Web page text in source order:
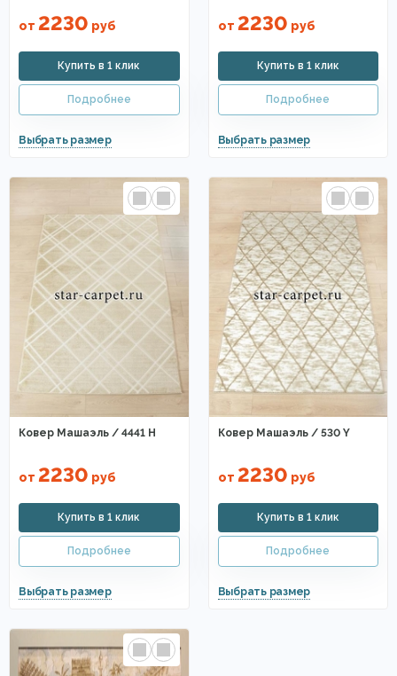
от 2230 руб от 2230 руб
Ковер Машаэль / 4441 H
от 2230 руб
Ковер Машаэль / 530 Y
от 2230 руб